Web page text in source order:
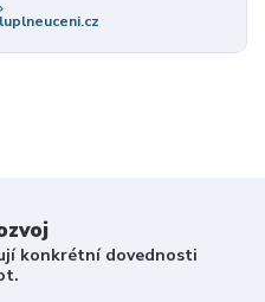
konkrétní dovednosti